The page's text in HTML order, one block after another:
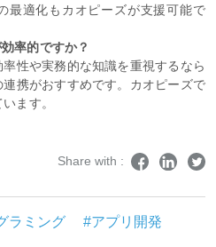
最適化もカオピーズが支援可能で
率的ですか？
性や実務的な知識を重視するなら
携がおすすめです。カオピーズで
ます。
Share with :
ラミング
#アプリ開発